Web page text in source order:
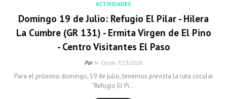
ACTIVIDADES
Domingo 19 de Julio: Refugio El Pilar - Hilera
La Cumbre (GR 131) - Ermita Virgen de El Pino
- Centro Visitantes El Paso
Por N. Ojeda 7/13/2026
Para el próximo domingo, 19 de julio, tenemos prevista la ruta circular
"Refugio El Pi…